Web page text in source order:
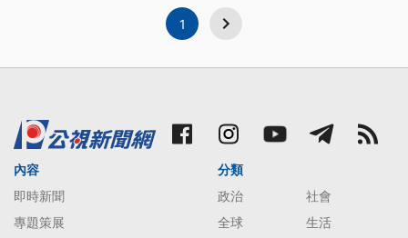
1
內容
即時新聞
專題策展
分類
政治
社會
全球
生活